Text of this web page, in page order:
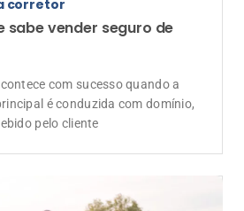
corretor
sabe vender seguro de
com sucesso quando a
é conduzida com domínio,
pelo cliente